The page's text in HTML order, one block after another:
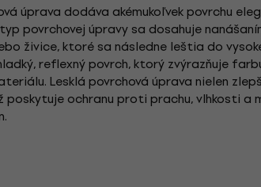
úprava dodáva akémukoľvek povrchu
povrchovej úpravy sa dosahuje
živice, ktoré sa následne leštia do
reflexný povrch, ktorý zvýrazňuje
Lesklá povrchová úprava nielen
poskytuje ochranu proti prachu, vlhkosti a